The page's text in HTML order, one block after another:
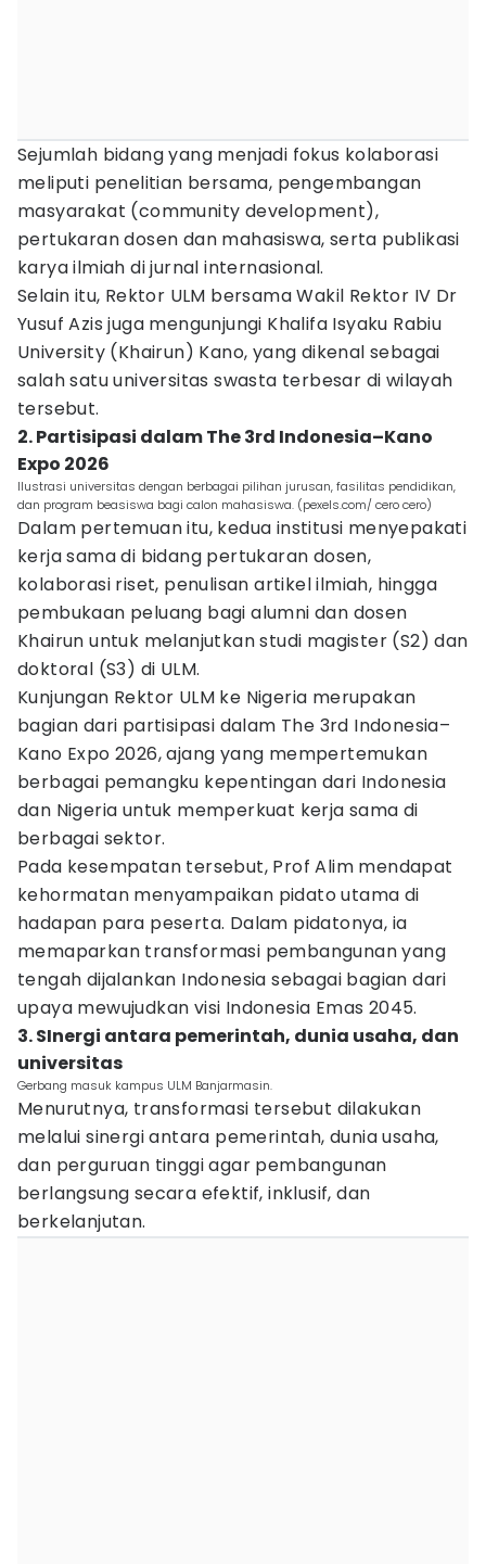
Sejumlah bidang yang menjadi fokus kolaborasi
meliputi penelitian bersama, pengembangan
masyarakat (community development),
pertukaran dosen dan mahasiswa, serta publikasi
karya ilmiah di jurnal internasional.
Selain itu, Rektor ULM bersama Wakil Rektor IV Dr
Yusuf Azis juga mengunjungi Khalifa Isyaku Rabiu
University (Khairun) Kano, yang dikenal sebagai
salah satu universitas swasta terbesar di wilayah
tersebut.
2. Partisipasi dalam The 3rd Indonesia–Kano
Expo 2026
Ilustrasi universitas dengan berbagai pilihan jurusan, fasilitas pendidikan,
dan program beasiswa bagi calon mahasiswa. (pexels.com/ cero cero)
Dalam pertemuan itu, kedua institusi menyepakati
kerja sama di bidang pertukaran dosen,
kolaborasi riset, penulisan artikel ilmiah, hingga
pembukaan peluang bagi alumni dan dosen
Khairun untuk melanjutkan studi magister (S2) dan
doktoral (S3) di ULM.
Kunjungan Rektor ULM ke Nigeria merupakan
bagian dari partisipasi dalam The 3rd Indonesia–
Kano Expo 2026, ajang yang mempertemukan
berbagai pemangku kepentingan dari Indonesia
dan Nigeria untuk memperkuat kerja sama di
berbagai sektor.
Pada kesempatan tersebut, Prof Alim mendapat
kehormatan menyampaikan pidato utama di
hadapan para peserta. Dalam pidatonya, ia
memaparkan transformasi pembangunan yang
tengah dijalankan Indonesia sebagai bagian dari
upaya mewujudkan visi Indonesia Emas 2045.
3. SInergi antara pemerintah, dunia usaha, dan
universitas
Gerbang masuk kampus ULM Banjarmasin.
Menurutnya, transformasi tersebut dilakukan
melalui sinergi antara pemerintah, dunia usaha,
dan perguruan tinggi agar pembangunan
berlangsung secara efektif, inklusif, dan
berkelanjutan.